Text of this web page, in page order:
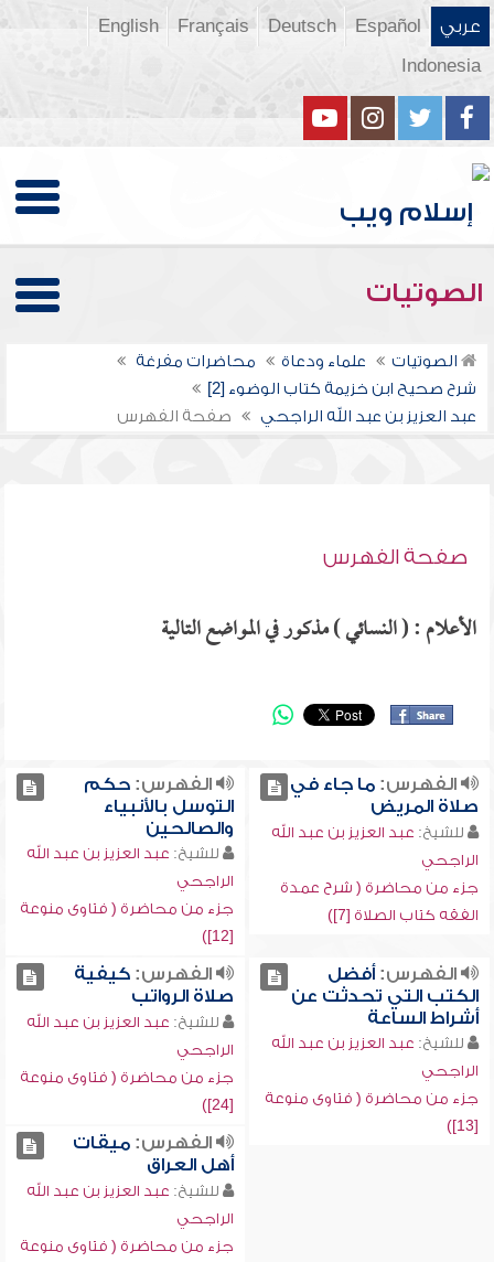
عربي Español
Deutsch
Français
English
Indonesia
الصوتيات
الصوتيات علماء ودعاة
محاضرات مفرغة
شرح صحيح ابن خزيمة كتاب الوضوء [2]
عبد العزيز بن عبد الله الراجحي
صفحة الفهرس
صفحة الفهرس
الأعلام : ( النسائي ) مذكور في المواضع التالية
الفهرس:ما جاء في
صلاة المريض
للشيخ: عبد العزيز بن عبد الله
الراجحي
جزء من محاضرة ( شرح عمدة
الفقه كتاب الصلاة [7])
الفهرس:حكم
التوسل بالأنبياء
والصالحين
للشيخ: عبد العزيز بن عبد الله
الراجحي
جزء من محاضرة ( فتاوى منوعة
[12])
الفهرس:أفضل
الكتب التي تحدثت عن
أشراط الساعة
للشيخ: عبد العزيز بن عبد الله
الراجحي
جزء من محاضرة ( فتاوى منوعة
[13])
الفهرس:كيفية
صلاة الرواتب
للشيخ: عبد العزيز بن عبد الله
الراجحي
جزء من محاضرة ( فتاوى منوعة
[24])
الفهرس:ميقات
أهل العراق
للشيخ: عبد العزيز بن عبد الله
الراجحي
جزء من محاضرة ( فتاوى منوعة